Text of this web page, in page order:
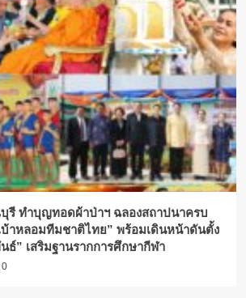
รี ทำบุญทอดผ้าป่าฯ ฉลองสถาปนาครบ
บ้าหลอมทีมชาติไทย” พร้อมเดินหน้าดันตั้ง
” เสริมฐานรากการศึกษากีฬา
0